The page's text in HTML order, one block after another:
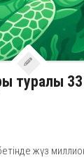
туралы
жүз